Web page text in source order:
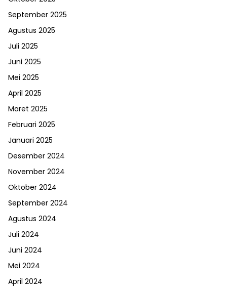
September 2025
Agustus 2025
Juli 2025
Juni 2025
Mei 2025
April 2025
Maret 2025
Februari 2025
Januari 2025
Desember 2024
November 2024
Oktober 2024
September 2024
Agustus 2024
Juli 2024
Juni 2024
Mei 2024
April 2024